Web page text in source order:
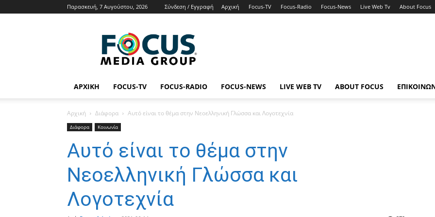
Παρασκευή, 7 Αυγούστου, 2026 Σύνδεση / Εγγραφή Αρχική Focus-TV Focus-Radio Focus-News Live Web Tv About Focus
Focus
Media
Group
Tv
News
ΑΡΧΙΚΉ FOCUS-TV FOCUS-RADIO FOCUS-NEWS LIVE WEB TV ABOUT FOCUS
Αρχική Διάφορα Αυτό είναι το θέμα στην Νεοελληνική Γλώσσα και Λογοτεχνία
Διάφορα Κοινωνία
Αυτό είναι το θέμα στην
Νεοελληνική Γλώσσα και
Λογοτεχνία